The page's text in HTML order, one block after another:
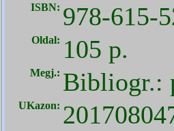
ISBN: 978-615-
Oldal: 105 p.
Megj.: Bibliogr.:
UKazon: